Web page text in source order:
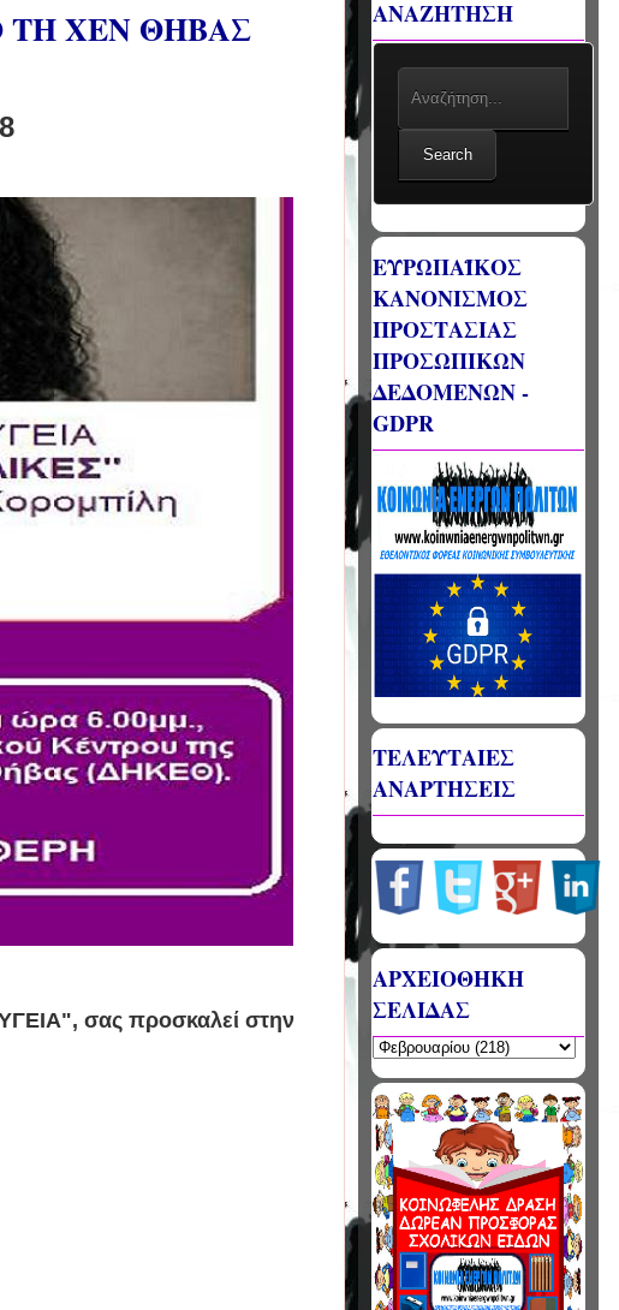
ΤΗ ΧΕΝ ΘΗΒΑΣ
σας προσκαλεί στην
ΑΝΑΖΗΤΗΣΗ
Search
ΕΥΡΩΠΑΪΚΟΣ
ΚΑΝΟΝΙΣΜΟΣ
ΠΡΟΣΤΑΣΙΑΣ
ΠΡΟΣΩΠΙΚΩΝ
ΔΕΔΟΜΕΝΩΝ -
GDPR
ΤΕΛΕΥΤΑΙΕΣ
ΑΝΑΡΤΗΣΕΙΣ
ΑΡΧΕΙΟΘΗΚΗ
ΣΕΛΙΔΑΣ